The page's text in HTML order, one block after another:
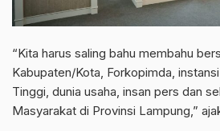
“Kita harus saling bahu membahu
Kabupaten/Kota, Forkopimda,
Tinggi, dunia usaha, insan pers dan
Masyarakat di Provinsi Lampung,”